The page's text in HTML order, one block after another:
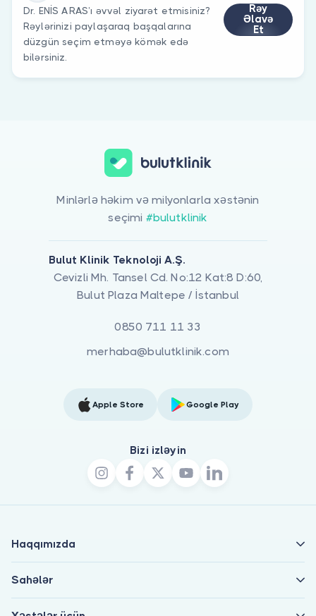
Dr. ENİS ARAS’ı əvvəl ziyarət etmisiniz?
Rəylərinizi paylaşaraq başqalarına
düzgün seçim etməyə kömək edə
bilərsiniz.
Rəy
Əlavə
Et
Minlərlə həkim və milyonlarla xəstənin
seçimi #bulutklinik
Bulut Klinik Teknoloji A.Ş.
Cevizli Mh. Tansel Cd. No:12 Kat:8 D:60,
Bulut Plaza Maltepe / İstanbul
0850 711 11 33
merhaba@bulutklinik.com
Apple Store Google Play
Bizi izləyin
Haqqımızda
Sahələr